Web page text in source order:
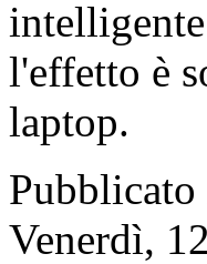
l'effetto è
laptop.
Pubblicato
Venerdì,